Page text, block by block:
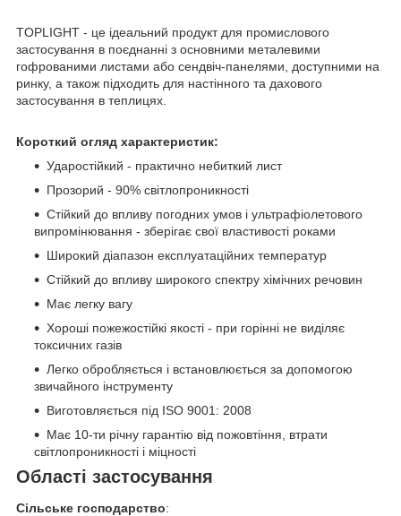
TOPLIGHT - це ідеальний продукт для промислового
застосування в поєднанні з основними металевими
гофрованими листами або сендвіч-панелями, доступними на
ринку, а також підходить для настінного та дахового
застосування в теплицях.
Короткий огляд характеристик:
Ударостійкий - практично небиткий лист
Прозорий - 90% світлопроникності
Стійкий до впливу погодних умов і ультрафіолетового
випромінювання - зберігає свої властивості роками
Широкий діапазон експлуатаційних температур
Стійкий до впливу широкого спектру хімічних речовин
Має легку вагу
Хороші пожежостійкі якості - при горінні не виділяє
токсичних газів
Легко обробляється і встановлюється за допомогою
звичайного інструменту
Виготовляється під ISO 9001: 2008
Має 10-ти річну гарантію від пожовтіння, втрати
світлопроникності і міцності
Області застосування
Сільське господарство: